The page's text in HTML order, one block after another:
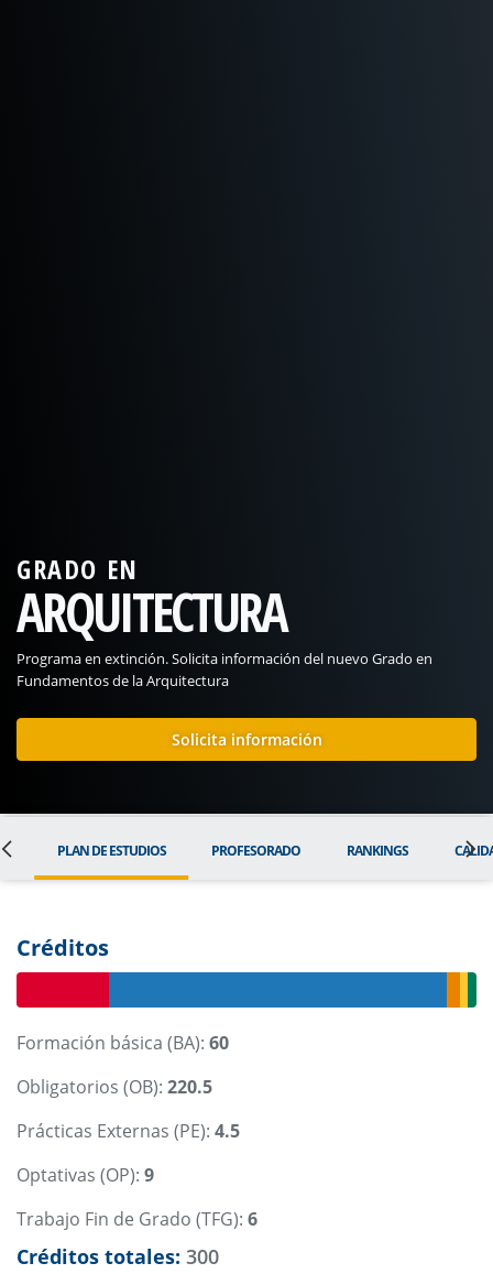
GRADO EN
ARQUITECTURA
Programa en extinción. Solicita información del nuevo Grado en
Fundamentos de la Arquitectura
Solicita información
PLAN DE ESTUDIOS PROFESORADO RANKINGS
Créditos
Formación básica (BA): 60
Obligatorios (OB): 220.5
Prácticas Externas (PE): 4.5
Optativas (OP): 9
Trabajo Fin de Grado (TFG): 6
Créditos totales: 300